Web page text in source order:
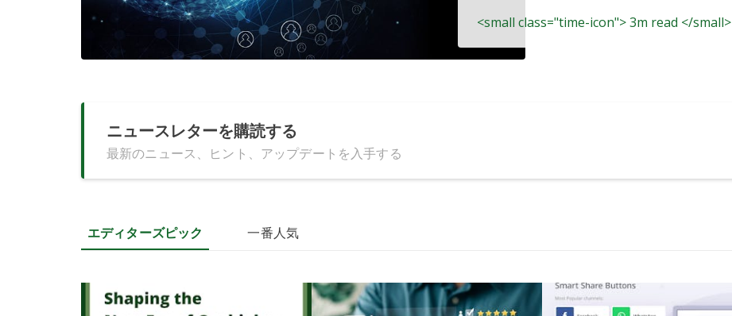
<small class="time-icon"> 3m read </small>
ニュースレターを購読する
最新のニュース、ヒント、アップデートを入手する
エディターズピック 一番人気